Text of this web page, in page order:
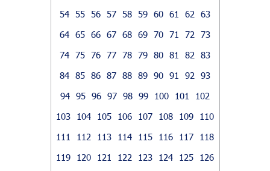
54 55 56 57 58 59 60 61 62
63
64 65 66 67 68 69 70 71 72
73
74 75 76 77 78 79 80 81 82
83
84 85 86 87 88 89 90 91 92
93
94 95 96 97 98 99 100 101
102
103
104 105 106 107 108 109
110
111
112 113 114 115 116 117
118
119
120 121 122 123 124 125
126